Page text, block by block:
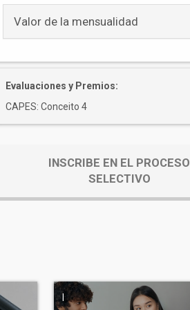
Valor de la mensualidad
Evaluaciones y Premios:
CAPES: Conceito 4
INSCRIBE EN EL PROCESO
SELECTIVO
|